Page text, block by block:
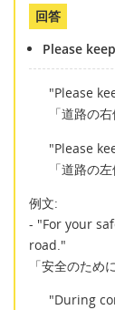
回答
Please
"Please
「道路の
"Please
「道路の
例文:
- "For your
road."
「安全のため
"During